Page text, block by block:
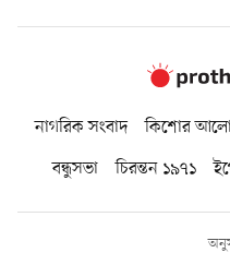
নাগরিক সংবাদ কিশোর
বন্ধুসভা
চিরন্তন ১৯৭১